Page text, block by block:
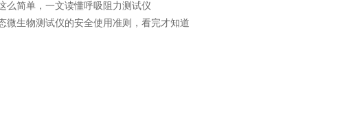
么简单，一文读懂呼吸阻力测试仪
微生物测试仪的安全使用准则，看完才知道